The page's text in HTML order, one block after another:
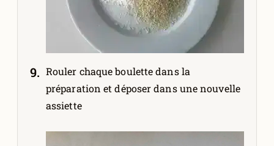
Rouler chaque boulette dans la
préparation et déposer dans une nouvelle
assiette